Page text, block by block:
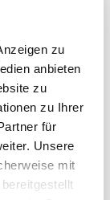
zu
anbieten
zu
zu Ihrer
für
Unsere
mit
einer